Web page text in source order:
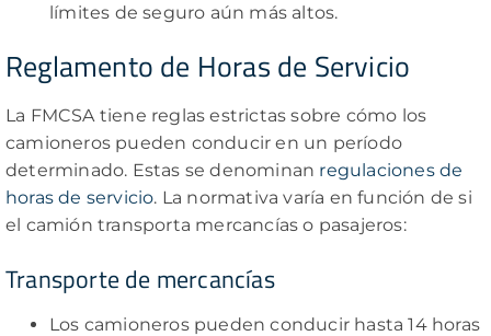
límites de seguro aún más altos.
Reglamento de Horas de Servicio
La FMCSA tiene reglas estrictas sobre cómo los
camioneros pueden conducir en un período
determinado. Estas se denominan regulaciones de
horas de servicio. La normativa varía en función de si
el camión transporta mercancías o pasajeros:
Transporte de mercancías
Los camioneros pueden conducir hasta 14 horas